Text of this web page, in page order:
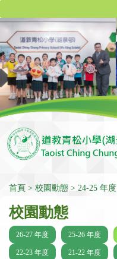
首頁 校園動態 24-25 年度
校園動態
26-27 年度 25-26 年度
22-23 年度 21-22 年度